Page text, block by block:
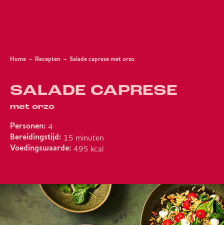
Home Recepten Salade caprese met orzo
SALADE CAPRESE
met orzo
Personen: 4
Bereidingstijd: 15 minuten
Voedingswaarde: 495 kcal